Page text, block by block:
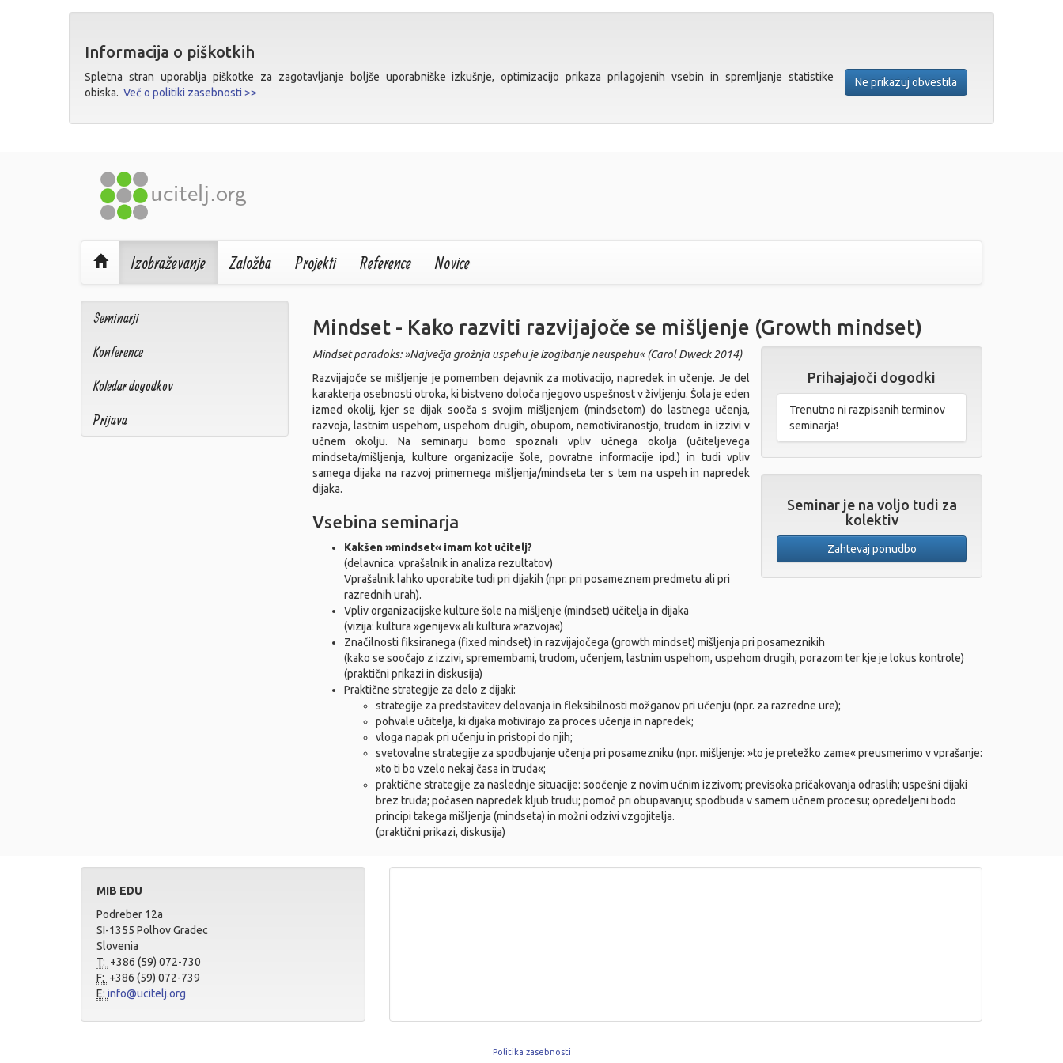
Informacija o piškotkih
Ne prikazuj obvestila
Spletna stran uporablja piškotke za zagotavljanje boljše uporabniške izkušnje, optimizacijo prikaza prilagojenih vsebin in spremljanje statistike
obiska. Več o politiki zasebnosti >>
Izobraževanje Založba Projekti Reference Novice
Seminarji
Konference
Koledar dogodkov
Prijava
Mindset - Kako razviti razvijajoče se mišljenje (Growth mindset)
Prihajajoči dogodki
Trenutno ni razpisanih terminov
seminarja!
Seminar je na voljo tudi za
kolektiv
Zahtevaj ponudbo
Mindset paradoks: »Največja grožnja uspehu je izogibanje neuspehu« (Carol Dweck 2014)
Razvijajoče se mišljenje je pomemben dejavnik za motivacijo, napredek in učenje. Je del
karakterja osebnosti otroka, ki bistveno določa njegovo uspešnost v življenju. Šola je eden
izmed okolij, kjer se dijak sooča s svojim mišljenjem (mindsetom) do lastnega učenja,
razvoja, lastnim uspehom, uspehom drugih, obupom, nemotiviranostjo, trudom in izzivi v
učnem okolju. Na seminarju bomo spoznali vpliv učnega okolja (učiteljevega
mindseta/mišljenja, kulture organizacije šole, povratne informacije ipd.) in tudi vpliv
samega dijaka na razvoj primernega mišljenja/mindseta ter s tem na uspeh in napredek
dijaka.
Vsebina seminarja
Kakšen »mindset« imam kot učitelj?
(delavnica: vprašalnik in analiza rezultatov)
Vprašalnik lahko uporabite tudi pri dijakih (npr. pri posameznem predmetu ali pri
razrednih urah).
Vpliv organizacijske kulture šole na mišljenje (mindset) učitelja in dijaka
(vizija: kultura »genijev« ali kultura »razvoja«)
Značilnosti fiksiranega (fixed mindset) in razvijajočega (growth mindset) mišljenja pri posameznikih
(kako se soočajo z izzivi, spremembami, trudom, učenjem, lastnim uspehom, uspehom drugih, porazom ter kje je lokus kontrole)
(praktični prikazi in diskusija)
Praktične strategije za delo z dijaki:
strategije za predstavitev delovanja in fleksibilnosti možganov pri učenju (npr. za razredne ure);
pohvale učitelja, ki dijaka motivirajo za proces učenja in napredek;
vloga napak pri učenju in pristopi do njih;
svetovalne strategije za spodbujanje učenja pri posamezniku (npr. mišljenje: »to je pretežko zame« preusmerimo v vprašanje:
»to ti bo vzelo nekaj časa in truda«;
praktične strategije za naslednje situacije: soočenje z novim učnim izzivom; previsoka pričakovanja odraslih; uspešni dijaki
brez truda; počasen napredek kljub trudu; pomoč pri obupavanju; spodbuda v samem učnem procesu; opredeljeni bodo
principi takega mišljenja (mindseta) in možni odzivi vzgojitelja.
(praktični prikazi, diskusija)
MIB EDU
Podreber 12a
SI-1355 Polhov Gradec
Slovenia
T: +386 (59) 072-730
F: +386 (59) 072-739
E: info@ucitelj.org
Politika zasebnosti